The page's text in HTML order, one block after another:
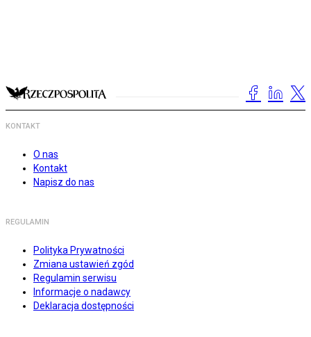
KONTAKT
O nas
Kontakt
Napisz do nas
REGULAMIN
Polityka Prywatności
Zmiana ustawień zgód
Regulamin serwisu
Informacje o nadawcy
Deklaracja dostępności